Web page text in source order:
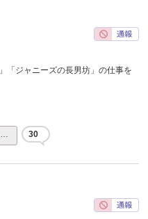
「ジャニーズの長男坊」の仕事を
30